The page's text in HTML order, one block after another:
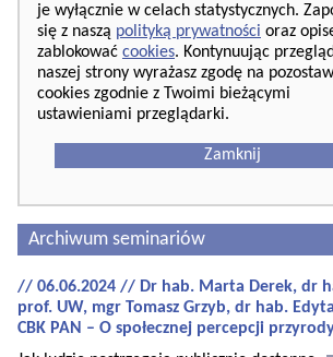
je wyłącznie w celach statystycznych.
się z naszą polityką prywatności oraz
zablokować cookies. Kontynuując
naszej strony wyrażasz zgodę na
cookies zgodnie z Twoimi bieżącymi
ustawieniami przeglądarki.
Zamknij
Archiwum seminariów
// 06.06.2024 // Dr hab. Marta Derek, dr
prof. UW, mgr Tomasz Grzyb, dr hab.
CBK PAN – O społecznej percepcji